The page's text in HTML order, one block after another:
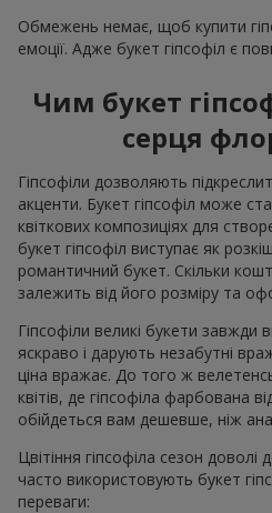
Обмежень немає, щоб купити
емоції. Адже букет гіпсофіл є
Чим букет
серця
Гіпсофіли дозволяють
акценти. Букет гіпсофіл може
квіткових композиціях для
букет гіпсофіл виступає як
романтичний букет. Скільки
залежить від його розміру та
Гіпсофіли великі букети завжди
яскраво і дарують незабутні
ціна вражає. До того ж
квітів, де гіпсофіла фарбована
обійдеться вам дешевше, ніж
Цвітіння гіпсофіла сезон
часто використовують букет
переваги: